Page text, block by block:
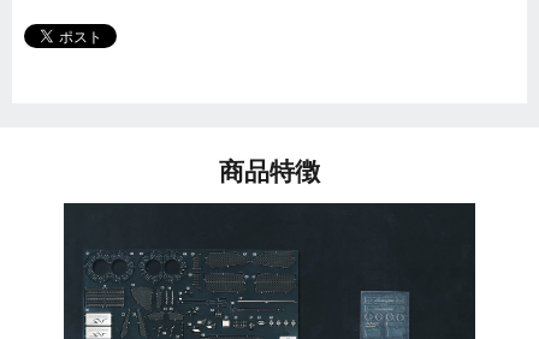
商品特徴